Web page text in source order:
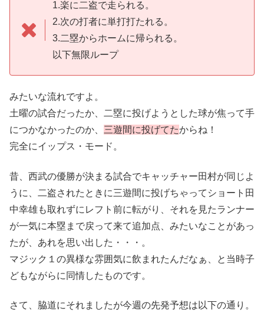
1.楽に二盗で走られる。
2.次の打者に単打打たれる。
3.二塁からホームに帰られる。
以下無限ループ
みたいな流れですよ。
土曜の試合だったか、二塁に投げようとした球が焦って手
につかなかったのか、 三遊間に投げてたからね！
完全にイップス・モード。
昔、西武の優勝が決まる試合でキャッチャー田村が同じよ
うに、二盗されたときに三遊間に投げちゃってショート田
中幸雄も取れずにレフト前に転がり、それを見たランナー
が一気に本塁まで戻って来て追加点、みたいなことがあっ
たが、あれを思い出した・・・。
マジック１の異様な雰囲気に飲まれたんだなぁ、と当時子
どもながらに同情したものです。
さて、脇道にそれましたが今週の先発予想は以下の通り。